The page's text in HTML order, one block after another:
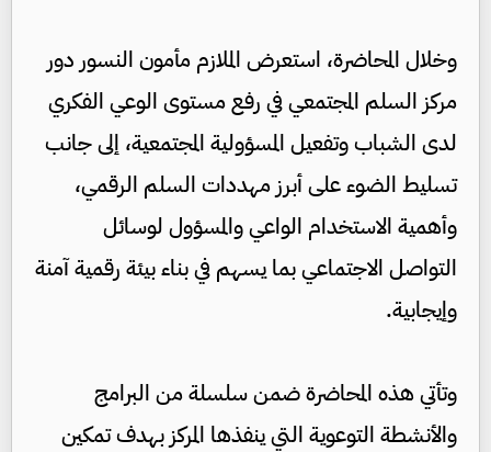
وخلال المحاضرة، استعرض الملازم مأمون النسور دور
مركز السلم المجتمعي في رفع مستوى الوعي الفكري
لدى الشباب وتفعيل المسؤولية المجتمعية، إلى جانب
تسليط الضوء على أبرز مهددات السلم الرقمي،
وأهمية الاستخدام الواعي والمسؤول لوسائل
التواصل الاجتماعي بما يسهم في بناء بيئة رقمية آمنة
وإيجابية.
وتأتي هذه المحاضرة ضمن سلسلة من البرامج
والأنشطة التوعوية التي ينفذها المركز بهدف تمكين